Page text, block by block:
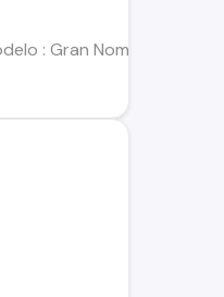
: Gran Nomade 2.4